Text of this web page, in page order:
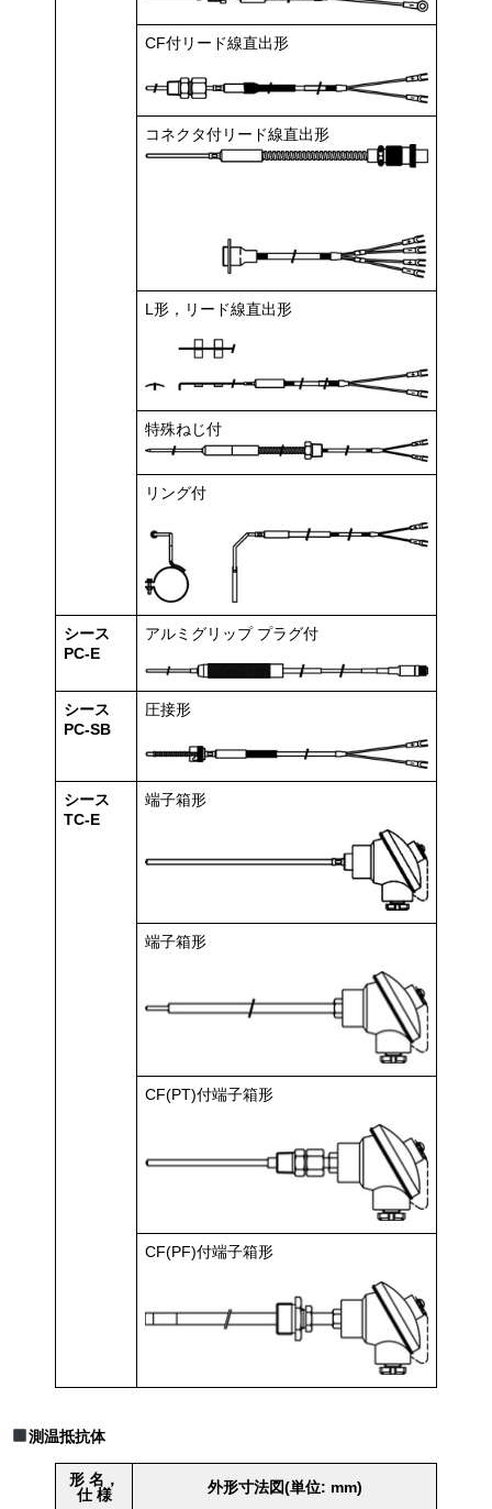
CF付リード線直出形
コネクタ付リード線直出形
L形，リード線直出形
特殊ねじ付
リング付
シース
PC-E
アルミグリップ プラグ付
シース
PC-SB
圧接形
シース
TC-E
端子箱形
端子箱形
CF(PT)付端子箱形
CF(PF)付端子箱形
測温抵抗体
形 名，
仕 様
外形寸法図(単位: mm)